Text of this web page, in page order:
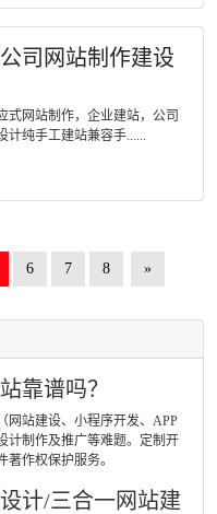
司网站制作建设
式网站制作，企业建站，公司
纯手工建站兼容手......
6 7 8 »
靠谱吗？
网站建设、小程序开发、APP
计制作及推广等难题。定制开
作权保护服务。
计/三合一网站建